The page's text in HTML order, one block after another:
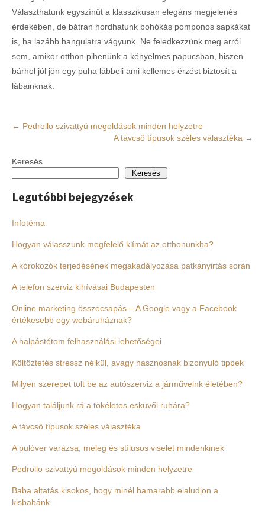
Választhatunk egyszínűt a klasszikusan elegáns megjelenés
érdekében, de bátran hordhatunk bohókás pomponos sapkákat
is, ha lazább hangulatra vágyunk. Ne feledkezzünk meg arról
sem, amikor otthon pihenünk a kényelmes papucsban, hiszen
bárhol jól jön egy puha lábbeli ami kellemes érzést biztosít a
lábainknak.
Post
← Pedrollo szivattyú megoldások minden helyzetre
A távcső típusok széles választéka →
Keresés
Keresés
Legutóbbi bejegyzések
Infotéma
Hogyan válasszunk megfelelő klímát az otthonunkba?
A kórokozók terjedésének megakadályozása patkányirtás során
A telefon szerviz kihívásai Budapesten
Online marketing összecsapás – A Google vagy a Facebook
értékesebb egy webáruháznak?
A halpástétom felhasználási lehetőségei
Költöztetés stressz nélkül, avagy hasznosnak bizonyuló tippek
Milyen szerepet tölt be az autószerviz a járműveink életében?
Hogyan találjunk rá a tökéletes esküvői ruhára?
A távcső típusok széles választéka
A pulóver varázsa, meleg és stílusos viselet mindenkinek
Pedrollo szivattyú megoldások minden helyzetre
Baba altatás kisokos, hogy minél hamarabb elaludjon a
kisbabánk